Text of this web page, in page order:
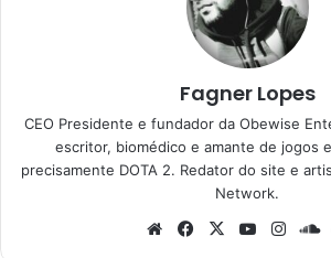
Fagner Lopes
CEO Presidente e fundador da Obewise
escritor, biomédico e amante de jogos
precisamente DOTA 2. Redator do site e
Network.
WebsiteFacebook
X YouTube